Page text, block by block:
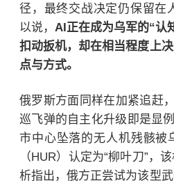
径，最终交战决定仍保留在
以说， AI正在成为乌军的“
扣动扳机，却在相当程度上
点与方式。
俄罗斯方面同样在加紧追赶，
巡飞弹的自主化升级即是显
市中心坠落的无人机残骸被
（HUR）认定为“柳叶刀”，
析指出，俄方正尝试为该型